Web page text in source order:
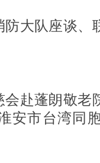
防大队座谈、
会赴蓬朗敬老
安市台湾同